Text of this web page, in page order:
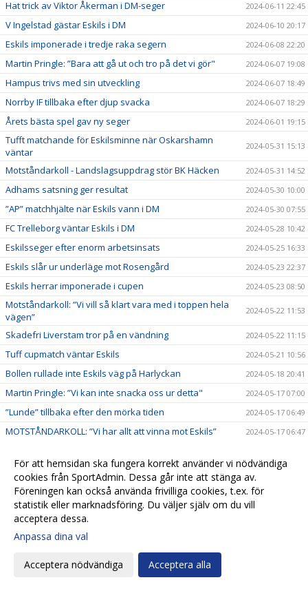
Hat trick av Viktor Åkerman i DM-seger 2024-06-11 22:45
V Ingelstad gästar Eskils i DM 2024-06-10 20:17
Eskils imponerade i tredje raka segern 2024-06-08 22:20
Martin Pringle: ”Bara att gå ut och tro på det vi gör" 2024-06-07 19:08
Hampus trivs med sin utveckling 2024-06-07 18:49
Norrby IF tillbaka efter djup svacka 2024-06-07 18:29
Årets bästa spel gav ny seger 2024-06-01 19:15
Tufft matchande för Eskilsminne när Oskarshamn
väntar
2024-05-31 15:13
Motståndarkoll - Landslagsuppdrag stör BK Häcken 2024-05-31 14:52
Adhams satsning ger resultat 2024-05-30 10:00
”AP” matchhjälte när Eskils vann i DM 2024-05-30 07:55
FC Trelleborg väntar Eskils i DM 2024-05-28 10:42
Eskilsseger efter enorm arbetsinsats 2024-05-25 16:33
Eskils slår ur underläge mot Rosengård 2024-05-23 22:37
Eskils herrar imponerade i cupen 2024-05-23 08:50
Motståndarkoll: ”Vi vill så klart vara med i toppen hela
vägen”
2024-05-22 11:53
Skadefri Liverstam tror på en vändning 2024-05-22 11:15
Tuff cupmatch väntar Eskils 2024-05-21 10:56
Bollen rullade inte Eskils väg på Harlyckan 2024-05-18 20:41
Martin Pringle: ”Vi kan inte snacka oss ur detta" 2024-05-17 07:00
”Lunde” tillbaka efter den mörka tiden 2024-05-17 06:49
MOTSTÅNDARKOLL: ”Vi har allt att vinna mot Eskils” 2024-05-17 06:47
Fortsatta skadebekymmer mot Olympic 2024-05-12 11:45
BK Olympic speciell motståndare för Kevin 2024-05-12 11:33
”Vi vill upp på vinnarspåret igen" 2024-05-12 11:29
Sen straff gav Eskils första hemmasegern
Josef Getachew: ”Vi är överens om vad som krävs av
För att hemsidan ska fungera korrekt använder vi nödvändiga
cookies från SportAdmin. Dessa går inte att stänga av.
Föreningen kan också använda frivilliga cookies, t.ex. för
statistik eller marknadsföring. Du väljer själv om du vill
acceptera dessa.
Anpassa dina val
Acceptera nödvändiga Acceptera alla